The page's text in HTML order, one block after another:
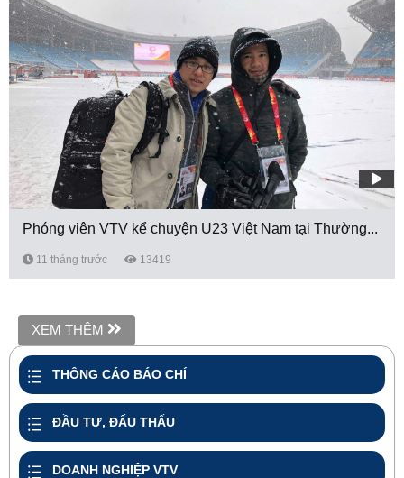
Phóng viên VTV kể chuyện U23 Việt Nam tại Thường...
11 tháng trước 13419
XEM THÊM
THÔNG CÁO BÁO CHÍ
ĐẦU TƯ, ĐẤU THẤU
DOANH NGHIỆP VTV